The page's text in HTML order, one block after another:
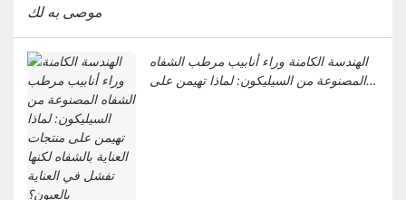
موصى به لك
الهندسة الكامنة وراء أنابيب مرطب الشفاه
المصنوعة من السيليكون: لماذا تهيمن على